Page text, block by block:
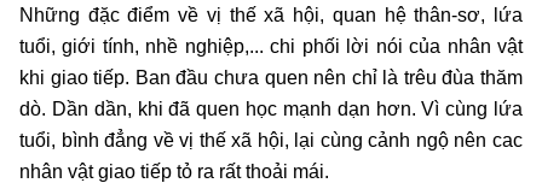
Những đặc điểm về vị thế xã hội, quan hệ thân-sơ, lứa
tuổi, giới tính, nhề nghiệp,... chi phối lời nói của nhân vật
khi giao tiếp. Ban đầu chưa quen nên chỉ là trêu đùa thăm
dò. Dần dần, khi đã quen học mạnh dạn hơn. Vì cùng lứa
tuổi, bình đẳng về vị thế xã hội, lại cùng cảnh ngộ nên cac
nhân vật giao tiếp tỏ ra rất thoải mái.